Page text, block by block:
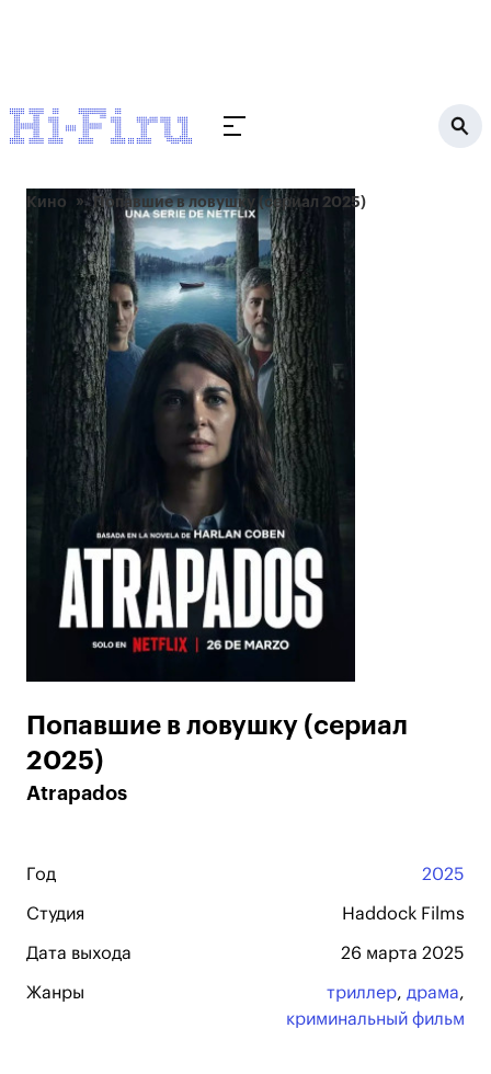
Кино Попавшие в ловушку (сериал 2025)
Попавшие в ловушку (сериал
2025)
Atrapados
Год 2025
Студия Haddock Films
Дата выхода 26 марта 2025
Жанры триллер, драма,
криминальный фильм